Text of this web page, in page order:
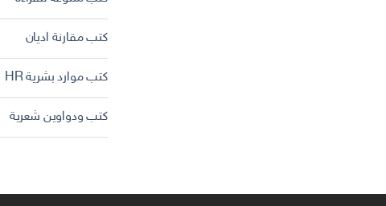
كتب مقارنة اديان
كتب موارد بشرية HR
كتب ودواوين شعرية